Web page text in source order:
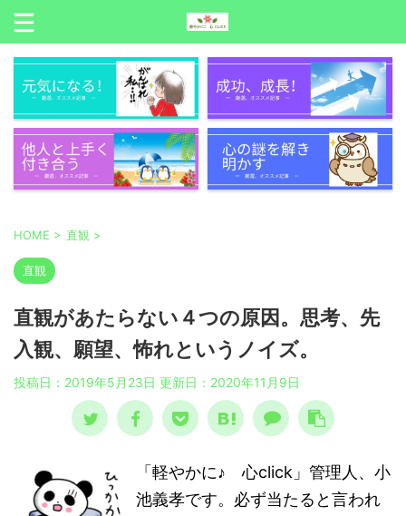
HOME > 直観 >
直観
直観があたらない４つの原因。思考、先
入観、願望、怖れというノイズ。
投稿日：2019年5月23日 更新日： 2020年11月9日
「軽やかに♪ 心click」管理人、小
池義孝です。必ず当たると言われ